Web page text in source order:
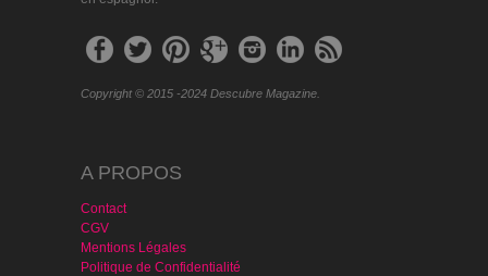
Copyright © 2015 -2024 Descubre Magazine.
A PROPOS
Contact
CGV
Mentions Légales
Politique de Confidentialité